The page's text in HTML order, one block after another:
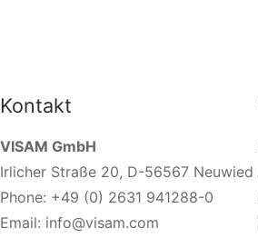
Kontakt
VISAM GmbH
Irlicher Straße 20, D-56567 Neuwied
Phone: +49 (0) 2631 941288-0
Email: info@visam.com